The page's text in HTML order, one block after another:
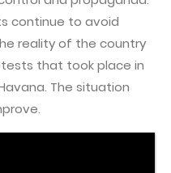
continue to avoid
reality of the country
that took place in
The situation